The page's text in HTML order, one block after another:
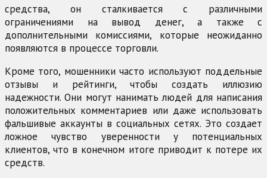
средства, он сталкивается с различными
ограничениями на вывод денег, а также с
дополнительными комиссиями, которые неожиданно
появляются в процессе торговли.
Кроме того, мошенники часто используют поддельные
отзывы и рейтинги, чтобы создать иллюзию
надежности. Они могут нанимать людей для написания
положительных комментариев или даже использовать
фальшивые аккаунты в социальных сетях. Это создает
ложное чувство уверенности у потенциальных
клиентов, что в конечном итоге приводит к потере их
средств.